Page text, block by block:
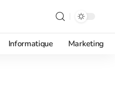
Informatique Marketing